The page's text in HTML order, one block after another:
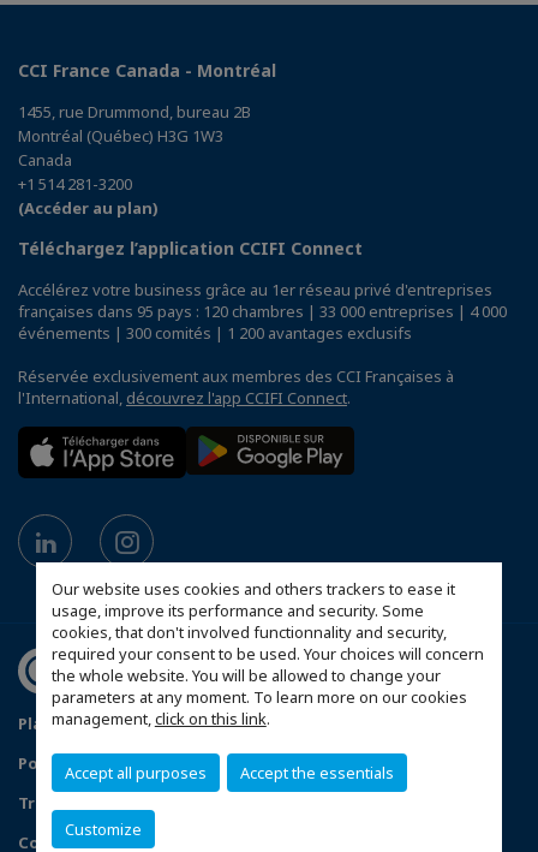
Our website uses cookies and others trackers to ease it
usage, improve its performance and security. Some
cookies, that don't involved functionnality and security,
required your consent to be used. Your choices will concern
the whole website. You will be allowed to change your
parameters at any moment. To learn more on our cookies
management,click on this link.
Accept all purposes Accept the essentials
Customize
CCI France Canada - Montréal
1455, rue Drummond, bureau 2B
Montréal (Québec) H3G 1W3
Canada
+1 514 281-3200
(Accéder au plan)
Téléchargez l’application CCIFI Connect
Accélérez votre business grâce au 1er réseau privé d'entreprises
françaises dans 95 pays : 120 chambres | 33 000 entreprises | 4 000
événements | 300 comités | 1 200 avantages exclusifs
Réservée exclusivement aux membres des CCI Françaises à
l'International, découvrez l'app CCIFI Connect.
Plan du site
Mentions légales
Politique de confidentialité
Traitement des incidents de confidentialité
Configurer vos préférences cookies